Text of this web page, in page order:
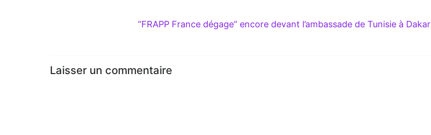
”FRAPP France dégage” encore devant l’ambassade de Tunisie à Dakar
Laisser un commentaire